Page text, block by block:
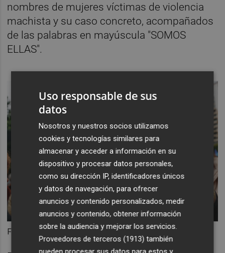
nombres de mujeres víctimas de violencia
machista y su caso concreto, acompañados
de las palabras en mayúscula "SOMOS
ELLAS".
Foto: EVA MÁÑEZ
Uso responsable de sus
datos
Nosotros y nuestros socios utilizamos
cookies y tecnologías similares para
almacenar y acceder a información en su
dispositivo y procesar datos personales,
como su dirección IP, identificadores únicos
y datos de navegación, para ofrecer
anuncios y contenido personalizados, medir
anuncios y contenido, obtener información
sobre la audiencia y mejorar los servicios.
Proveedores de terceros (1913) también